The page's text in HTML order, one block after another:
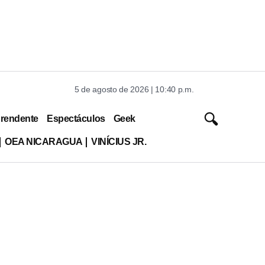
5 de agosto de 2026 | 10:40 p.m.
Espectáculos Geek
OEA NICARAGUA VINÍCIUS JR.